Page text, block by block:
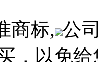
商标, 公
，以免